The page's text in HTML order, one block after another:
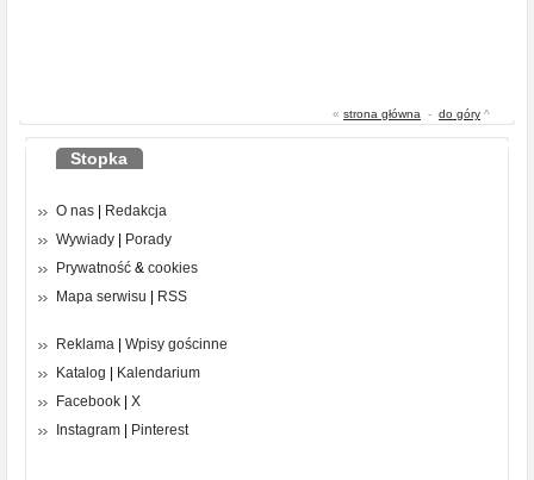
« strona główna - do góry ^
Stopka
O nas | Redakcja
Wywiady | Porady
Prywatność & cookies
Mapa serwisu | RSS
Reklama | Wpisy gościnne
Katalog | Kalendarium
Facebook | X
Instagram | Pinterest